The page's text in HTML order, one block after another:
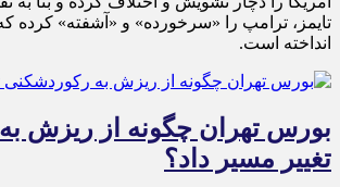
تایمز، ترامپ را «سرخورده» و «آشفته» کرده
انداخته است.
بورس تهران چگونه از ریزش
تغییر مسیر داد؟